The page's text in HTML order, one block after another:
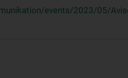
events/2023/05/